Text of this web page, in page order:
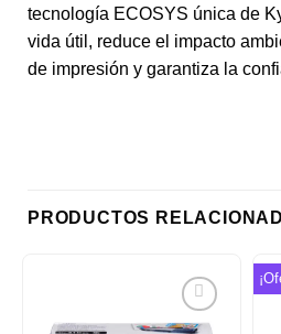
tecnología ECOSYS única de
vida útil, reduce el impacto
de impresión y garantiza la
PRODUCTOS